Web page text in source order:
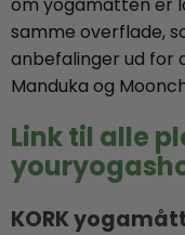
samme overflade,
anbefalinger ud for
Manduka og
Link til alle
KORK